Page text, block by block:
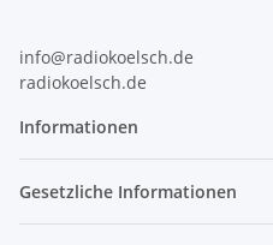
info@radiokoelsch.de
radiokoelsch.de
Informationen
Gesetzliche Informationen